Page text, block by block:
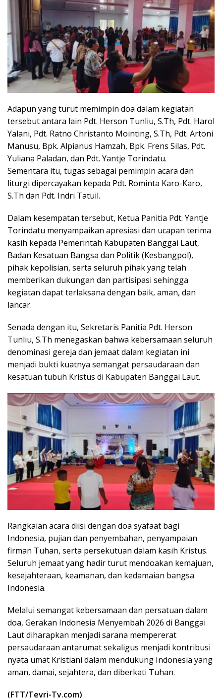
Adapun yang turut memimpin doa dalam kegiatan
tersebut antara lain Pdt. Herson Tunliu, S.Th, Pdt. Harol
Yalani, Pdt. Ratno Christanto Mointing, S.Th, Pdt. Artoni
Manusu, Bpk. Alpianus Hamzah, Bpk. Frens Silas, Pdt.
Yuliana Paladan, dan Pdt. Yantje Torindatu.
Sementara itu, tugas sebagai pemimpin acara dan
liturgi dipercayakan kepada Pdt. Rominta Karo-Karo,
S.Th dan Pdt. Indri Tatuil.
Dalam kesempatan tersebut, Ketua Panitia Pdt. Yantje
Torindatu menyampaikan apresiasi dan ucapan terima
kasih kepada Pemerintah Kabupaten Banggai Laut,
Badan Kesatuan Bangsa dan Politik (Kesbangpol),
pihak kepolisian, serta seluruh pihak yang telah
memberikan dukungan dan partisipasi sehingga
kegiatan dapat terlaksana dengan baik, aman, dan
lancar.
Senada dengan itu, Sekretaris Panitia Pdt. Herson
Tunliu, S.Th menegaskan bahwa kebersamaan seluruh
denominasi gereja dan jemaat dalam kegiatan ini
menjadi bukti kuatnya semangat persaudaraan dan
kesatuan tubuh Kristus di Kabupaten Banggai Laut.
Rangkaian acara diisi dengan doa syafaat bagi
Indonesia, pujian dan penyembahan, penyampaian
firman Tuhan, serta persekutuan dalam kasih Kristus.
Seluruh jemaat yang hadir turut mendoakan kemajuan,
kesejahteraan, keamanan, dan kedamaian bangsa
Indonesia.
Melalui semangat kebersamaan dan persatuan dalam
doa, Gerakan Indonesia Menyembah 2026 di Banggai
Laut diharapkan menjadi sarana mempererat
persaudaraan antarumat sekaligus menjadi kontribusi
nyata umat Kristiani dalam mendukung Indonesia yang
aman, damai, sejahtera, dan diberkati Tuhan.
(FTT/Tevri-Tv.com)